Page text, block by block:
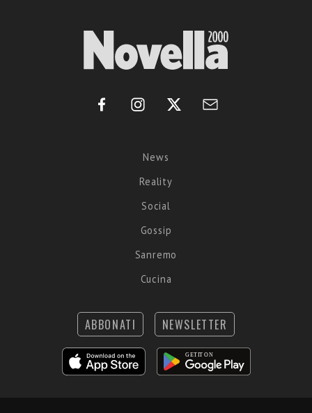
News
Reality
Social
Gossip
Sanremo
Cucina
ABBONATI NEWSLETTER